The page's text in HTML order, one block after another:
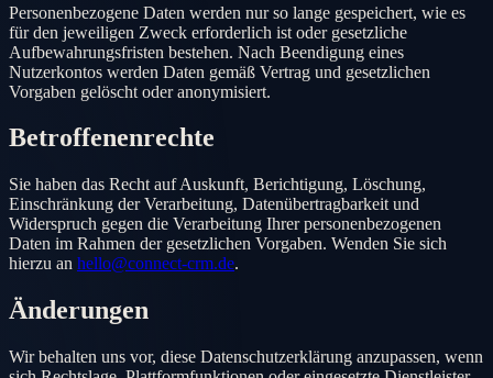
Personenbezogene Daten werden nur so lange gespeichert, wie es
für den jeweiligen Zweck erforderlich ist oder gesetzliche
Aufbewahrungsfristen bestehen. Nach Beendigung eines
Nutzerkontos werden Daten gemäß Vertrag und gesetzlichen
Vorgaben gelöscht oder anonymisiert.
Betroffenenrechte
Sie haben das Recht auf Auskunft, Berichtigung, Löschung,
Einschränkung der Verarbeitung, Datenübertragbarkeit und
Widerspruch gegen die Verarbeitung Ihrer personenbezogenen
Daten im Rahmen der gesetzlichen Vorgaben. Wenden Sie sich
hierzu an hello@connect-crm.de.
Änderungen
Wir behalten uns vor, diese Datenschutzerklärung anzupassen, wenn